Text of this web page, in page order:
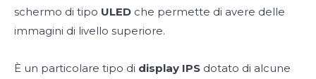
schermo di tipo ULED che permette di avere delle
immagini di livello superiore.
È un particolare tipo di display IPS dotato di alcune